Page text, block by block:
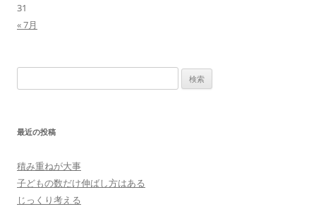
31
« 7月
索:
最近の投稿
積み重ねが大事
子どもの数だけ伸ばし方はある
じっくり考える